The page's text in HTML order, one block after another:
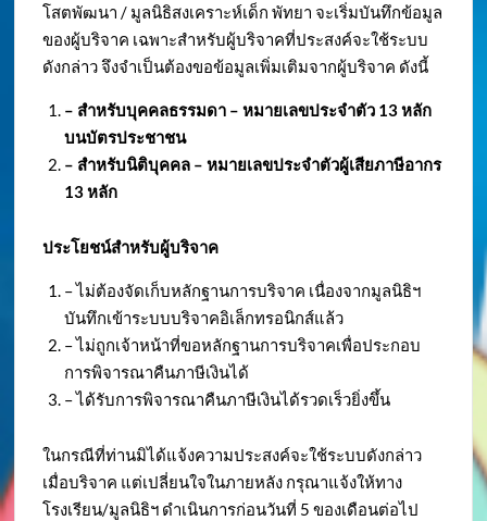
โสตพัฒนา / มูลนิธิสงเคราะห์เด็ก พัทยา จะเริ่มบันทึกข้อมูล
ของผู้บริจาค เฉพาะสำหรับผู้บริจาคที่ประสงค์จะใช้ระบบ
ดังกล่าว จึงจำเป็นต้องขอข้อมูลเพิ่มเติมจากผู้บริจาค ดังนี้
– สำหรับบุคคลธรรมดา – หมายเลขประจำตัว 13 หลัก
บนบัตรประชาชน
– สำหรับนิติบุคคล – หมายเลขประจำตัวผู้เสียภาษีอากร
13 หลัก
ประโยชน์สำหรับผู้บริจาค
– ไม่ต้องจัดเก็บหลักฐานการบริจาค เนื่องจากมูลนิธิฯ
บันทึกเข้าระบบบริจาคอิเล็กทรอนิกส์แล้ว
– ไม่ถูกเจ้าหน้าที่ขอหลักฐานการบริจาคเพื่อประกอบ
การพิจารณาคืนภาษีเงินได้
– ได้รับการพิจารณาคืนภาษีเงินได้รวดเร็วยิ่งขึ้น
ในกรณีที่ท่านมิได้แจ้งความประสงค์จะใช้ระบบดังกล่าว
เมื่อบริจาค แต่เปลี่ยนใจในภายหลัง กรุณาแจ้งให้ทาง
โรงเรียน/มูลนิธิฯ ดำเนินการก่อนวันที่ 5 ของเดือนต่อไป